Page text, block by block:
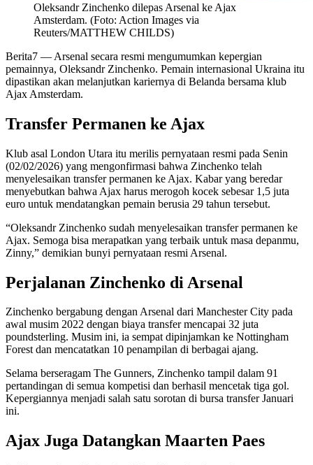
Oleksandr Zinchenko dilepas Arsenal ke Ajax
Amsterdam. (Foto: Action Images via
Reuters/MATTHEW CHILDS)
Berita7 — Arsenal secara resmi mengumumkan kepergian
pemainnya, Oleksandr Zinchenko. Pemain internasional Ukraina itu
dipastikan akan melanjutkan kariernya di Belanda bersama klub
Ajax Amsterdam.
Transfer Permanen ke Ajax
Klub asal London Utara itu merilis pernyataan resmi pada Senin
(02/02/2026) yang mengonfirmasi bahwa Zinchenko telah
menyelesaikan transfer permanen ke Ajax. Kabar yang beredar
menyebutkan bahwa Ajax harus merogoh kocek sebesar 1,5 juta
euro untuk mendatangkan pemain berusia 29 tahun tersebut.
“Oleksandr Zinchenko sudah menyelesaikan transfer permanen ke
Ajax. Semoga bisa merapatkan yang terbaik untuk masa depanmu,
Zinny,” demikian bunyi pernyataan resmi Arsenal.
Perjalanan Zinchenko di Arsenal
Zinchenko bergabung dengan Arsenal dari Manchester City pada
awal musim 2022 dengan biaya transfer mencapai 32 juta
poundsterling. Musim ini, ia sempat dipinjamkan ke Nottingham
Forest dan mencatatkan 10 penampilan di berbagai ajang.
Selama berseragam The Gunners, Zinchenko tampil dalam 91
pertandingan di semua kompetisi dan berhasil mencetak tiga gol.
Kepergiannya menjadi salah satu sorotan di bursa transfer Januari
ini.
Ajax Juga Datangkan Maarten Paes